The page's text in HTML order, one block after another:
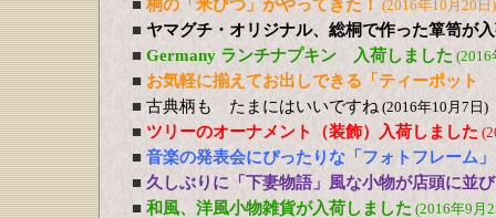
■ 桐の「米びつ」がやってきた！ (2016年10月20日)
■ ヤマグチ・オリジナル、総桐で作った箪笥が
■ Germany ランチナプキン 入荷しました (2016
■ お気軽に揃えてお出しできる「ティーポッ
■ 古典柄も たまにはいいですね (2016年10月7日)
■ ツリーのオーナメント（装飾）入荷しました
■ 音楽の発表会にぴったりな「フォトフレーム
■ 久しぶりに「下妻物語」風な小物が店頭に並
■ 和風、洋風小物雑貨が入荷しました (2016年9月